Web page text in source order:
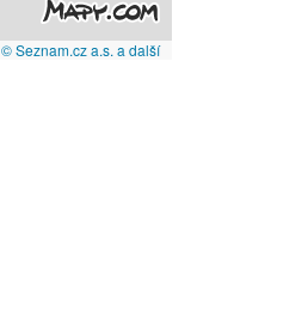
© Seznam.cz a.s. a další